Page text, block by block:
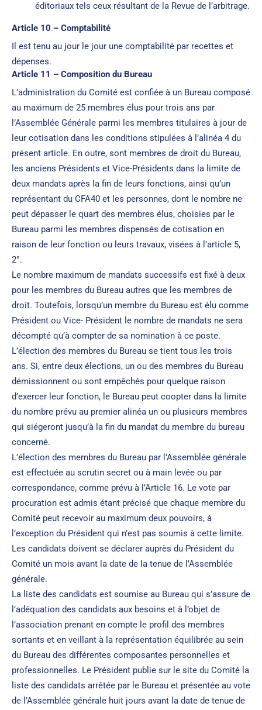
éditoriaux tels ceux résultant de la Revue de l’arbitrage.
Article 10 – Comptabilité
Il est tenu au jour le jour une comptabilité par recettes et
dépenses.
Article 11 – Composition du Bureau
L’administration du Comité est confiée à un Bureau composé
au maximum de 25 membres élus pour trois ans par
l’Assemblée Générale parmi les membres titulaires à jour de
leur cotisation dans les conditions stipulées à l’alinéa 4 du
présent article. En outre, sont membres de droit du Bureau,
les anciens Présidents et Vice-Présidents dans la limite de
deux mandats après la fin de leurs fonctions, ainsi qu’un
représentant du CFA40 et les personnes, dont le nombre ne
peut dépasser le quart des membres élus, choisies par le
Bureau parmi les membres dispensés de cotisation en
raison de leur fonction ou leurs travaux, visées à l’article 5,
2°.
Le nombre maximum de mandats successifs est fixé à deux
pour les membres du Bureau autres que les membres de
droit. Toutefois, lorsqu’un membre du Bureau est élu comme
Président ou Vice- Président le nombre de mandats ne sera
décompté qu’à compter de sa nomination à ce poste.
L’élection des membres du Bureau se tient tous les trois
ans. Si, entre deux élections, un ou des membres du Bureau
démissionnent ou sont empêchés pour quelque raison
d’exercer leur fonction, le Bureau peut coopter dans la limite
du nombre prévu au premier alinéa un ou plusieurs membres
qui siégeront jusqu’à la fin du mandat du membre du bureau
concerné.
L’élection des membres du Bureau par l’Assemblée générale
est effectuée au scrutin secret ou à main levée ou par
correspondance, comme prévu à l’Article 16. Le vote par
procuration est admis étant précisé que chaque membre du
Comité peut recevoir au maximum deux pouvoirs, à
l’exception du Président qui n’est pas soumis à cette limite.
Les candidats doivent se déclarer auprès du Président du
Comité un mois avant la date de la tenue de l’Assemblée
générale.
La liste des candidats est soumise au Bureau qui s’assure de
l’adéquation des candidats aux besoins et à l’objet de
l’association prenant en compte le profil des membres
sortants et en veillant à la représentation équilibrée au sein
du Bureau des différentes composantes personnelles et
professionnelles. Le Président publie sur le site du Comité la
liste des candidats arrêtée par le Bureau et présentée au vote
de l’Assemblée générale huit jours avant la date de tenue de